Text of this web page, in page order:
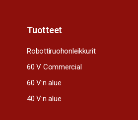
Tuotteet
Robottiruohonleikkurit
60 V Commercial
60 V:n alue
40 V:n alue